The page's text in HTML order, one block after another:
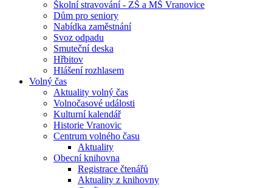
Školní stravování - ZŠ a MŠ Vranovice
Dům pro seniory
Nabídka zaměstnání
Svoz odpadu
Smuteční deska
Hřbitov
Hlášení rozhlasem
Volný čas
Aktuality volný čas
Volnočasové události
Kulturní kalendář
Historie Vranovic
Centrum volného času
Aktuality
Obecní knihovna
Registrace čtenářů
Aktuality z knihovny